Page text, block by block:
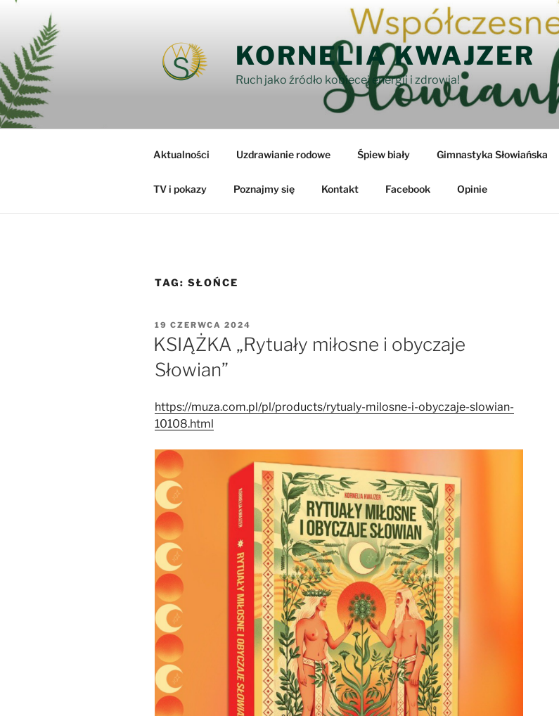
Przejdź
KORNELIA KWAJZER
Ruch jako źródło kobiecej energii i zdrowia!
Aktualności Uzdrawianie rodowe Śpiew biały Gimnastyka Słowiańska
TV i pokazy Poznajmy się Kontakt Facebook Opinie
TAG: SŁOŃCE
OPUBLIKOWANE
W
19 CZERWCA 2024
KSIĄŻKA „Rytuały miłosne i obyczaje
Słowian”
https://muza.com.pl/pl/products/rytualy-milosne-i-obyczaje-slowian-
10108.html